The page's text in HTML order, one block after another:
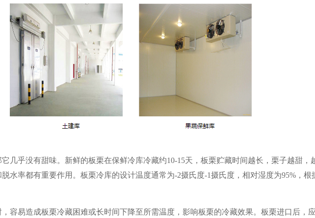
几乎没有甜味。新鲜的板栗在保鲜冷库冷藏约10-15天，板栗贮藏时间越长，栗子越甜，
水率都有重要作用。板栗冷库的设计温度通常为-2摄氏度-1摄氏度，相对湿度为95%，
容易造成板栗冷藏困难或长时间下降至所需温度，影响板栗的冷藏效果。板栗进口后，